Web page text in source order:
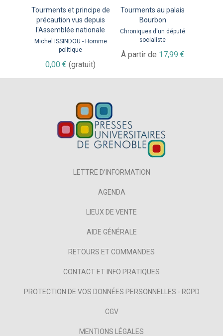
Tourments et principe de
précaution vus depuis
l'Assemblée nationale
Michel ISSINDOU - Homme
politique
0,00 € (gratuit)
Tourments au palais
Bourbon
Chroniques d'un député
socialiste
À partir de 17,99 €
LETTRE D'INFORMATION
AGENDA
LIEUX DE VENTE
AIDE GÉNÉRALE
RETOURS ET COMMANDES
CONTACT ET INFO PRATIQUES
PROTECTION DE VOS DONNÉES PERSONNELLES - RGPD
CGV
MENTIONS LÉGALES